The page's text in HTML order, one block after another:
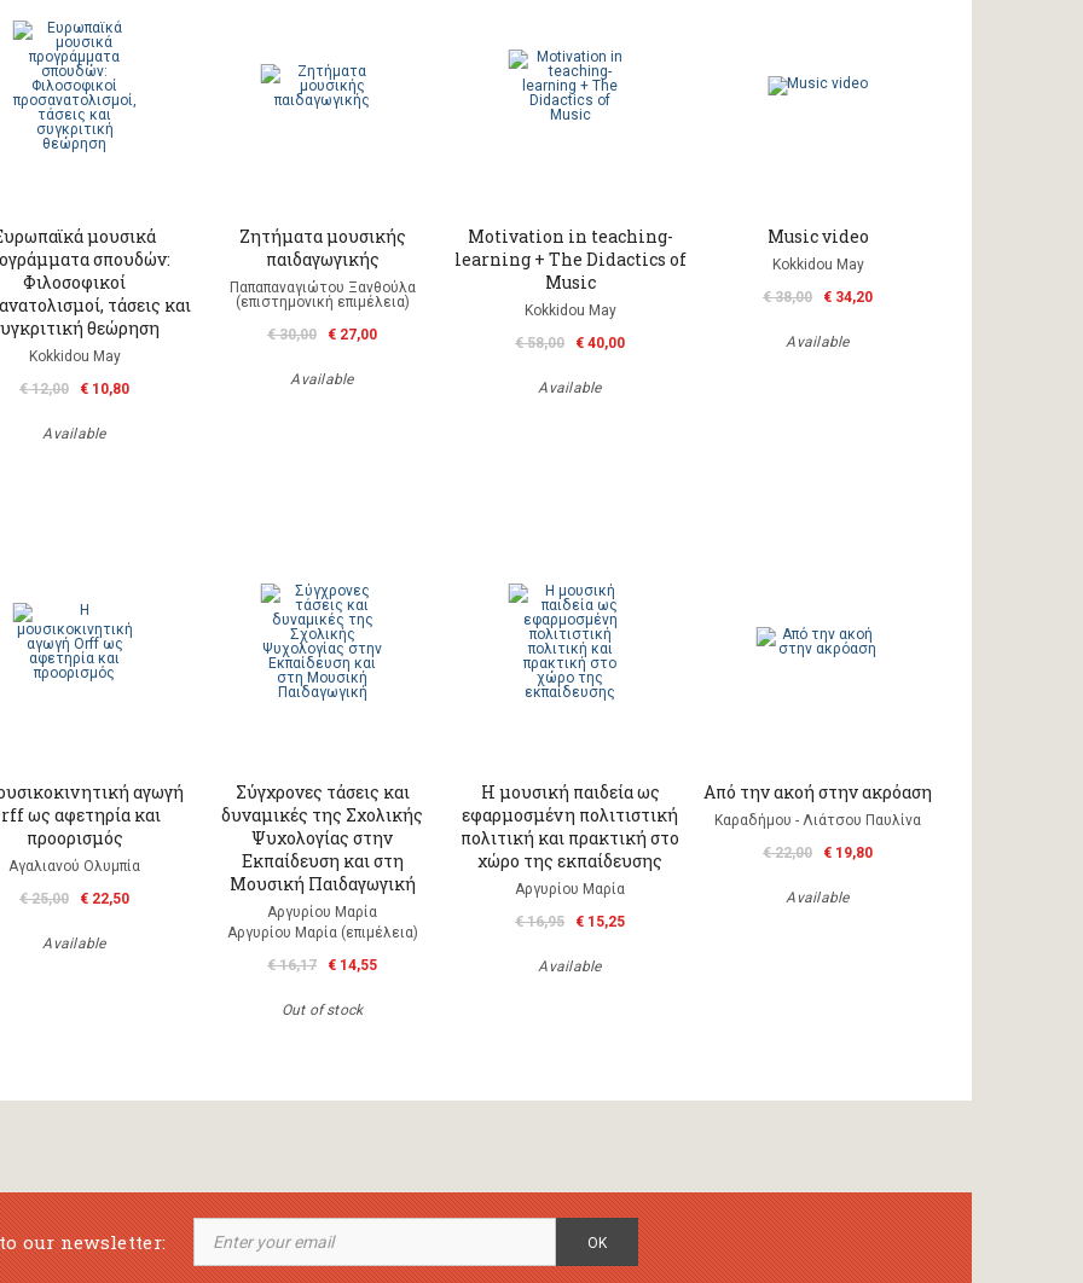
μουσικά
σπουδών:
Φιλοσοφικοί
τάσεις και
θεώρηση
Kokkidou May
€ 12,00
€ 10,80
Available
Ζητήματα μουσικής
παιδαγωγικής
Παπαπαναγιώτου Ξανθούλα
(επιστημονική επιμέλεια)
€ 30,00
€ 27,00
Available
Motivation in teaching-
learning + The Didactics of
Music
Kokkidou May
€ 58,00
€ 40,00
Available
Music video
Kokkidou May
€ 38,00
€ 34,20
Available
αγωγή
ως αφετηρία και
προορισμός
Αγαλιανού Ολυμπία
€ 25,00
€ 22,50
Available
Σύγχρονες τάσεις και
δυναμικές της Σχολικής
Ψυχολογίας στην
Εκπαίδευση και στη
Μουσική Παιδαγωγική
Αργυρίου Μαρία
Αργυρίου Μαρία (επιμέλεια)
€ 16,17
€ 14,55
Out of stock
Η μουσική παιδεία ως
εφαρμοσμένη πολιτιστική
πολιτική και πρακτική στο
χώρο της εκπαίδευσης
Αργυρίου Μαρία
€ 16,95
€ 15,25
Available
Από την ακοή στην ακρόαση
Καραδήμου - Λιάτσου Παυλίνα
€ 22,00
€ 19,80
Available
our newsletter: OK